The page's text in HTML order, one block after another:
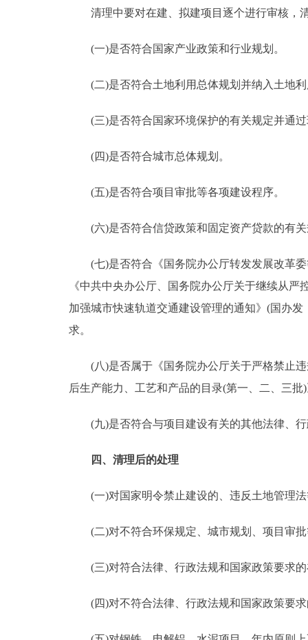
清理中要对在建、拟建项目逐个进行审核，
(一)是否符合国家产业政策和行业规划。
(二)是否符合土地利用总体规划并纳入土地利
(三)是否符合国家环境保护的有关规定并通过
(四)是否符合城市总体规划。
(五)是否符合项目审批等各项建设程序。
(六)是否符合信贷政策和固定资产贷款的有关
(七)是否符合《国务院办公厅转发发展改革委
《中共中央办公厅、国务院办公厅关于继续从
加强城市快速轨道交通建设管理的通知》(国办
求。
(八)是否属于《国务院办公厅关于严格禁止违
后生产能力、工艺和产品的目录(第一、二、三
(九)是否符合与项目建设有关的其他法律、行
四、清理后的处理
(一)对国家明令禁止建设的、违反土地管理法
(二)对不符合环保规定、城市规划、项目审批
(三)对符合法律、行政法规和国家政策要求的
(四)对不符合法律、行政法规和国家政策要求